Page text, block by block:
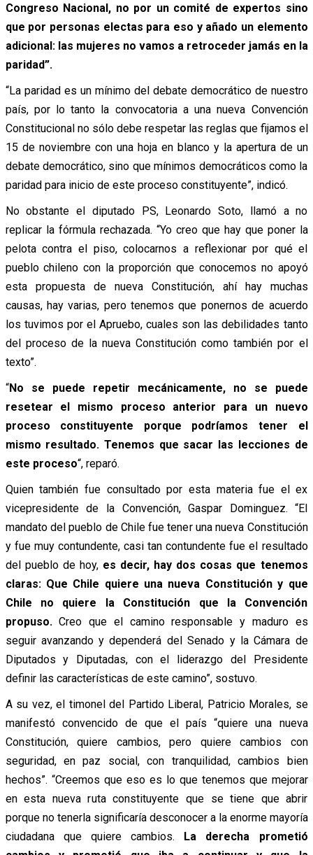
Congreso Nacional, no por un comité de expertos sino
que por personas electas para eso y añado un elemento
adicional: las mujeres no vamos a retroceder jamás en la
paridad”.
“La paridad es un mínimo del debate democrático de nuestro
país, por lo tanto la convocatoria a una nueva Convención
Constitucional no sólo debe respetar las reglas que fijamos el
15 de noviembre con una hoja en blanco y la apertura de un
debate democrático, sino que mínimos democráticos como la
paridad para inicio de este proceso constituyente”, indicó.
No obstante el diputado PS, Leonardo Soto, llamó a no
replicar la fórmula rechazada. “Yo creo que hay que poner la
pelota contra el piso, colocarnos a reflexionar por qué el
pueblo chileno con la proporción que conocemos no apoyó
esta propuesta de nueva Constitución, ahí hay muchas
causas, hay varias, pero tenemos que ponernos de acuerdo
los tuvimos por el Apruebo, cuales son las debilidades tanto
del proceso de la nueva Constitución como también por el
texto”.
“No se puede repetir mecánicamente, no se puede
resetear el mismo proceso anterior para un nuevo
proceso constituyente porque podríamos tener el
mismo resultado. Tenemos que sacar las lecciones de
este proceso“, reparó.
Quien también fue consultado por esta materia fue el ex
vicepresidente de la Convención, Gaspar Dominguez. “El
mandato del pueblo de Chile fue tener una nueva Constitución
y fue muy contundente, casi tan contundente fue el resultado
del pueblo de hoy, es decir, hay dos cosas que tenemos
claras: Que Chile quiere una nueva Constitución y que
Chile no quiere la Constitución que la Convención
propuso. Creo que el camino responsable y maduro es
seguir avanzando y dependerá del Senado y la Cámara de
Diputados y Diputadas, con el liderazgo del Presidente
definir las características de este camino”, sostuvo.
A su vez, el timonel del Partido Liberal, Patricio Morales, se
manifestó convencido de que el país “quiere una nueva
Constitución, quiere cambios, pero quiere cambios con
seguridad, en paz social, con tranquilidad, cambios bien
hechos”. “Creemos que eso es lo que tenemos que mejorar
en esta nueva ruta constituyente que se tiene que abrir
porque no tenerla significaría desconocer a la enorme mayoría
ciudadana que quiere cambios. La derecha prometió